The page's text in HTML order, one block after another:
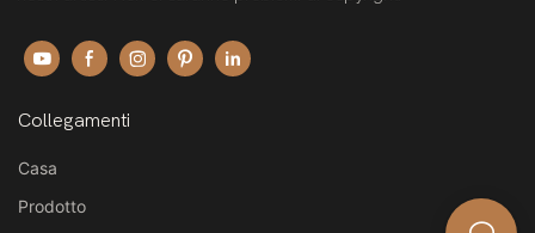
Collegamenti
Casa
Prodotto